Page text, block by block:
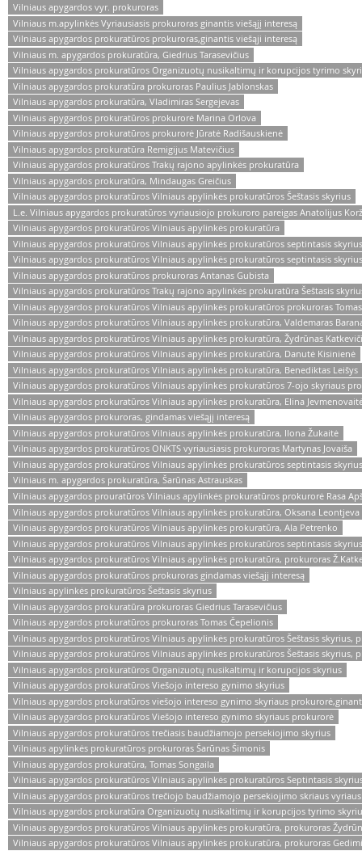
Vilniaus apygardos vyr. prokuroras
Vilniaus m.apylinkės Vyriausiasis prokuroras ginantis viešąjį interesą
Vilniaus apygardos prokuratūros prokuroras,ginantis viešąji interesą
Vilniaus m. apygardos prokuratūra, Giedrius Tarasevičius
Vilniaus apygardos prokuratūros Organizuotų nusikaltimų ir korupcijos tyrimo
Vilniaus apygardos prokuratūra prokuroras Paulius Jablonskas
Vilniaus apygardos prokuratūra, Vladimiras Sergejevas
Vilniaus apygardos prokuratūros prokurorė Marina Orlova
Vilniaus apygardos prokuratūros prokurorė Jūratė Radišauskienė
Vilniaus apygardos prokuratūra Remigijus Matevičius
Vilniaus apygardos prokuratūros Trakų rajono apylinkės prokuratūra
Vilniaus apygardos prokuratūra, Mindaugas Greičius
Vilniaus apygardos prokuratūros Vilniaus apylinkės prokuratūros Šeštasis skyrius
L.e. Vilniaus apygardos prokuratūros vyriausiojo prokuroro pareigas Anatolijus
Vilniaus apygardos prokuratūros Vilniaus apylinkės prokuratūra
Vilniaus apygardos prokuratūros Vilniaus apylinkės prokuratūros septintasis
Vilniaus apygardos prokuratūros Vilniaus apylinkės prokuratūros septintasis
Vilniaus apygardos prokuratūros prokuroras Antanas Gubista
Vilniaus apygardos prokuratūros Trakų rajono apylinkės prokuratūra Šeštasis
Vilniaus apygardos prokuratūros Vilniaus apylinkės prokuratūros prokuroras
Vilniaus apygardos prokuratūros Vilniaus apylinkės prokuratūra, Valdemaras
Vilniaus apygardos prokuratūros Vilniaus apylinkės prokuratūra, Žydrūnas
Vilniaus apygardos prokuratūros Vilniaus apylinkės prokuratūra, Danutė Kisinienė
Vilniaus apygardos prokuratūros Vilniaus apylinkės prokuratūra, Benediktas Leišys
Vilniaus apygardos prokuratūros Vilniaus apylinkės prokuratūros 7-ojo skyriaus
Vilniaus apygardos prokuratūros Vilniaus apylinkės prokuratūra, Elina
Vilniaus apygardos prokuroras, gindamas viešąjį interesą
Vilniaus apygardos prokuratūros Vilniaus apylinkės prokuratūra, Ilona Žukaitė
Vilniaus apygardos prokuratūros ONKTS vyriausiasis prokuroras Martynas Jovaiša
Vilniaus apygardos prokuratūros Vilniaus apylinkės prokuratūros septintasis
Vilniaus m. apygardos prokuratūra, Šarūnas Astrauskas
Vilniaus apygardos prouratūros Vilniaus apylinkės prokuratūros prokurorė Rasa
Vilniaus apygardos prokuratūros Vilniaus apylinkės prokuratūra, Oksana Leontjeva
Vilniaus apygardos prokuratūros Vilniaus apylinkės prokuratūra, Ala Petrenko
Vilniaus apygardos prokuratūros Vilniaus apylinkės prokuratūros septintasis skyrius
Vilniaus apygardos prokuratūros Vilniaus apylinkės prokuratūra, prokuroras
Vilniaus apygardos prokuratūros prokuroras gindamas viešąjį interesą
Vilniaus apylinkės prokuratūros Šeštasis skyrius
Vilniaus apygardos prokuratūra prokuroras Giedrius Tarasevičius
Vilniaus apygardos prokuratūros prokuroras Tomas Čepelionis
Vilniaus apygardos prokuratūros Vilniaus apylinkės prokuratūros Šeštasis skyrius,
Vilniaus apygardos prokuratūros Vilniaus apylinkės prokuratūros Šeštasis skyrius,
Vilniaus apygardos prokuratūros Organizuotų nusikaltimų ir korupcijos skyrius
Vilniaus apygardos prokuratūros Viešojo intereso gynimo skyrius
Vilniaus apygardos prokuratūros viešojo intereso gynimo skyriaus
Vilniaus apygardos prokuratūros Viešojo intereso gynimo skyriaus prokurorė
Vilniaus apygardos prokuratūros trečiasis baudžiamojo persekiojimo skyrius
Vilniaus apylinkės prokuratūros prokuroras Šarūnas Šimonis
Vilniaus apygardos prokuratūra, Tomas Songaila
Vilniaus apygardos prokuratūros Vilniaus apylinkės prokuratūros Septintasis
Vilniaus apygardos prokuratūros trečiojo baudžiamojo persekiojimo skriaus
Vilniaus apygardos prokuratūra Organizuotų nusikaltimų ir korupcijos tyrimo
Vilniaus apygardos prokuratūros Vilniaus apylinkės prokuratūra, prokuroras
Vilniaus apygardos prokuratūros Vilniaus apylinkės prokuratūra, prokuroras